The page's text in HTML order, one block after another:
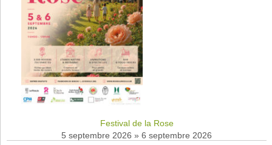
Festival de la Rose
5 septembre 2026 » 6 septembre 2026